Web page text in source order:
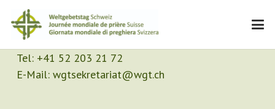
Kontakt
Sekretariat
Tel: +41 52 203 21 72
E-Mail: wgtsekretariat@wgt.ch